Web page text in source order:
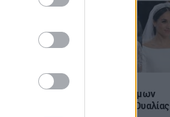
ΘΕΜΑΤΑ
Το μυστικό των βασιλικών γάμων
κρύβεται σε ένα ορυχείο της Ουαλίας